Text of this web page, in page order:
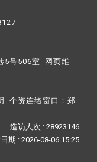
5号506室 网页维
个资连络窗口： 郑
造访人次 : 28923146
期 :2026-08-06 15:25